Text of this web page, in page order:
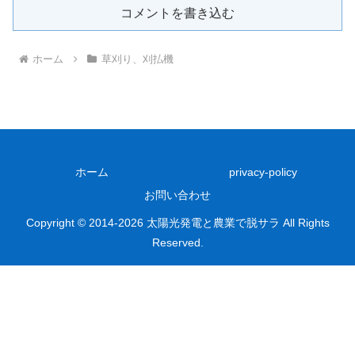
コメントを書き込む
ホーム 草刈り、刈払機
ホーム
privacy-policy
お問い合わせ
Copyright © 2014-2026 太陽光発電と農業で脱サラ All Rights
Reserved.